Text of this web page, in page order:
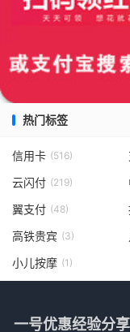
热门标签
信用卡 (516)
云闪付 (219)
翼支付 (48)
高铁贵宾 (3)
小儿按摩 (1)
一号优惠经验分